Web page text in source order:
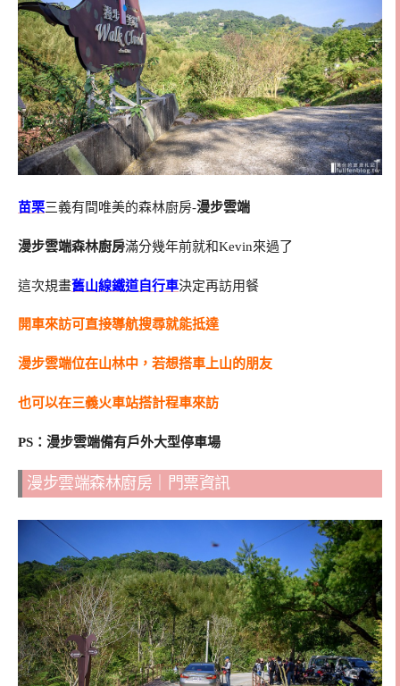
苗栗三義有間唯美的森林廚房-漫步雲端
漫步雲端森林廚房滿分幾年前就和Kevin來過了
這次規畫舊山線鐵道自行車決定再訪用餐
開車來訪可直接導航搜尋就能抵達
漫步雲端位在山林中，若想搭車上山的朋友
也可以在三義火車站搭計程車來訪
PS：漫步雲端備有戶外大型停車場
漫步雲端森林廚房｜門票資訊